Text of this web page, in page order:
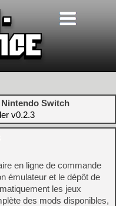
Nintendo Switch
v0.2.3
en ligne de commande
émulateur et le dépôt de
les jeux
des mods disponibles,